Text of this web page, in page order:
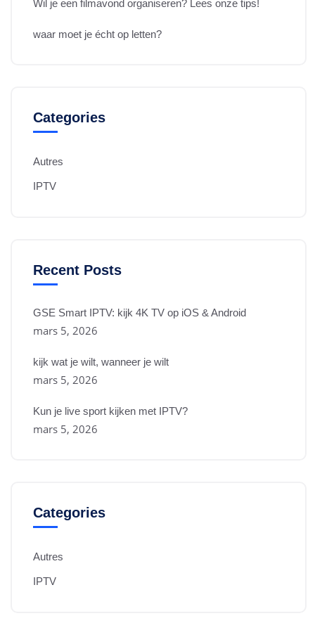
Wil je een filmavond organiseren? Lees onze tips!
waar moet je écht op letten?
Categories
Autres
IPTV
Recent Posts
GSE Smart IPTV: kijk 4K TV op iOS & Android
mars 5, 2026
kijk wat je wilt, wanneer je wilt
mars 5, 2026
Kun je live sport kijken met IPTV?
mars 5, 2026
Categories
Autres
IPTV